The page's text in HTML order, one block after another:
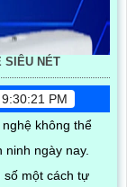
SIÊU NÉT
PM
không thể
ngày nay.
số một cách tự